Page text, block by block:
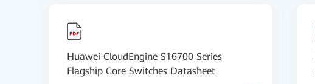
Huawei CloudEngine S16700 Series
Flagship Core Switches Datasheet